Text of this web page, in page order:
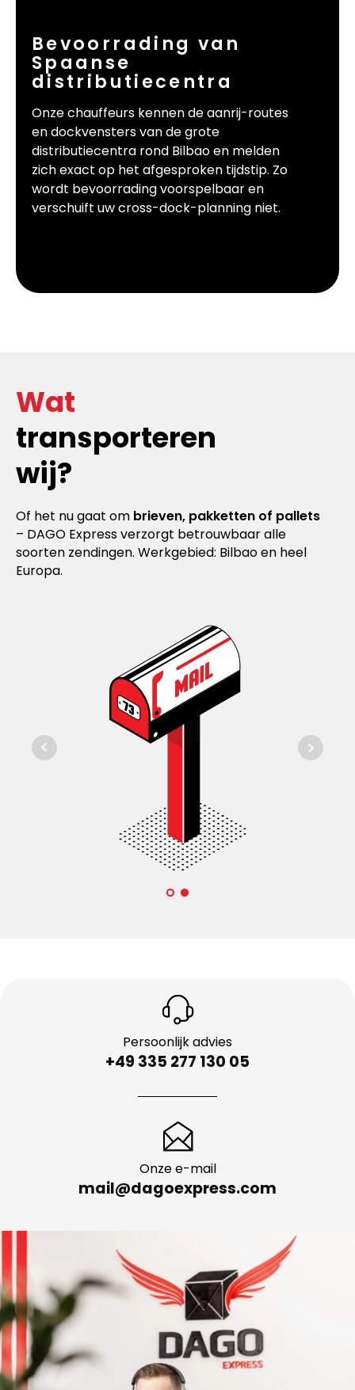
Bevoorrading van
Spaanse
distributiecentra
Onze chauffeurs kennen de aanrij-routes
en dockvensters van de grote
distributiecentra rond Bilbao en melden
zich exact op het afgesproken tijdstip. Zo
wordt bevoorrading voorspelbaar en
verschuift uw cross-dock-planning niet.
Wat
transporteren
wij?
Of het nu gaat om brieven, pakketten of pallets
– DAGO Express verzorgt betrouwbaar alle
soorten zendingen. Werkgebied: Bilbao en heel
Europa.
Persoonlijk advies
+49 335 277 130 05
Onze e-mail
mail@dagoexpress.com